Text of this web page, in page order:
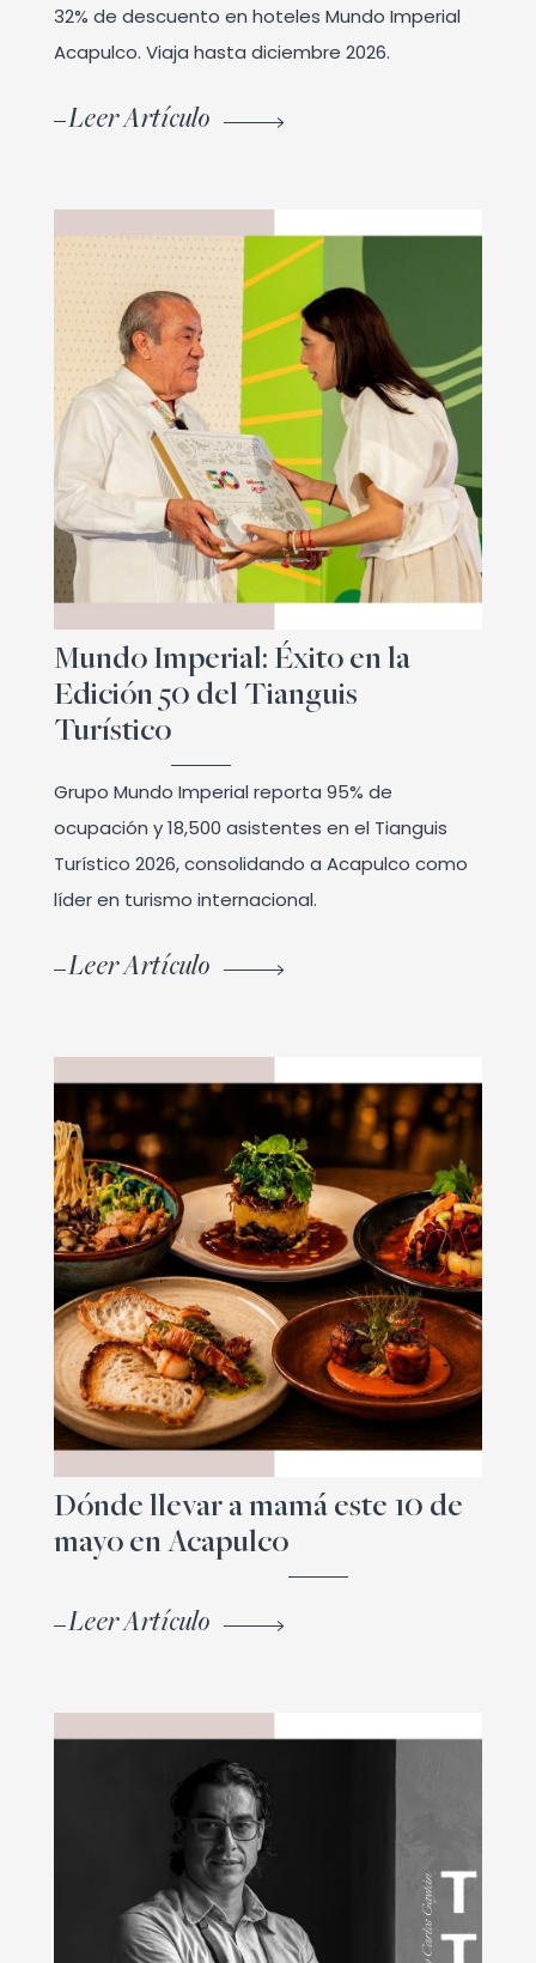
32% de descuento en hoteles Mundo Imperial
Acapulco. Viaja hasta diciembre 2026.
Leer Artículo
Mundo Imperial: Éxito en la
Edición 50 del Tianguis
Turístico
Grupo Mundo Imperial reporta 95% de
ocupación y 18,500 asistentes en el Tianguis
Turístico 2026, consolidando a Acapulco como
líder en turismo internacional.
Leer Artículo
Dónde llevar a mamá este 10 de
mayo en Acapulco
Leer Artículo